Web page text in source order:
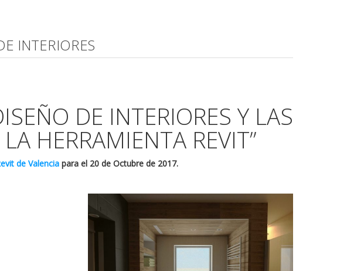
INTERIORES
DE INTERIORES Y LAS
HERRAMIENTA REVIT”
de Valencia para el 20 de Octubre de 2017.